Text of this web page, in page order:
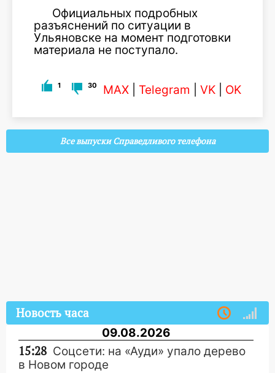
Официальных подробных
разъяснений по ситуации в
Ульяновске на момент подготовки
материала не поступало.
1 30 MAX Telegram VK OK
Все выпуски Справедливого телефона
Новость часа
09.08.2026
15:28 Соцсети: на «Ауди» упало дерево
в Новом городе